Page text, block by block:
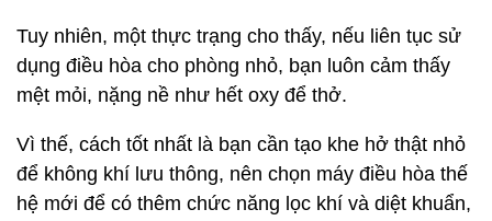
Tuy nhiên, một thực trạng cho thấy, nếu liên tục sử
dụng điều hòa cho phòng nhỏ, bạn luôn cảm thấy
mệt mỏi, nặng nề như hết oxy để thở.
Vì thế, cách tốt nhất là bạn cần tạo khe hở thật nhỏ
để không khí lưu thông, nên chọn máy điều hòa thế
hệ mới để có thêm chức năng lọc khí và diệt khuẩn,